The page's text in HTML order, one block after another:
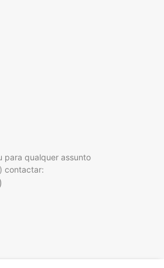
para qualquer assunto
contactar: